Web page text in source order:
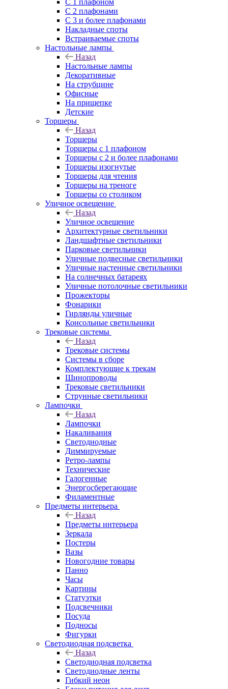
С 1 плафоном
С 2 плафонами
С 3 и более плафонами
Накладные споты
Встраиваемые споты
Настольные лампы
Назад
Настольные лампы
Декоративные
На струбцине
Офисные
На прищепке
Детские
Торшеры
Назад
Торшеры
Торшеры с 1 плафоном
Торшеры с 2 и более плафонами
Торшеры изогнутые
Торшеры для чтения
Торшеры на треноге
Торшеры со столиком
Уличное освещение
Назад
Уличное освещение
Архитектурные светильники
Ландшафтные светильники
Парковые светильники
Уличные подвесные светильники
Уличные настенные светильники
На солнечных батареях
Уличные потолочные светильники
Прожекторы
Фонарики
Гирлянды уличные
Консольные светильники
Трековые системы
Назад
Трековые системы
Системы в сборе
Комплектующие к трекам
Шинопроводы
Трековые светильники
Струнные светильники
Лампочки
Назад
Лампочки
Накаливания
Светодиодные
Диммируемые
Ретро-лампы
Технические
Галогенные
Энергосберегающие
Филаментные
Предметы интерьера
Назад
Предметы интерьера
Зеркала
Постеры
Вазы
Новогодние товары
Панно
Часы
Картины
Статуэтки
Подсвечники
Посуда
Подносы
Фигурки
Светодиодная подсветка
Назад
Светодиодная подсветка
Светодиодные ленты
Гибкий неон